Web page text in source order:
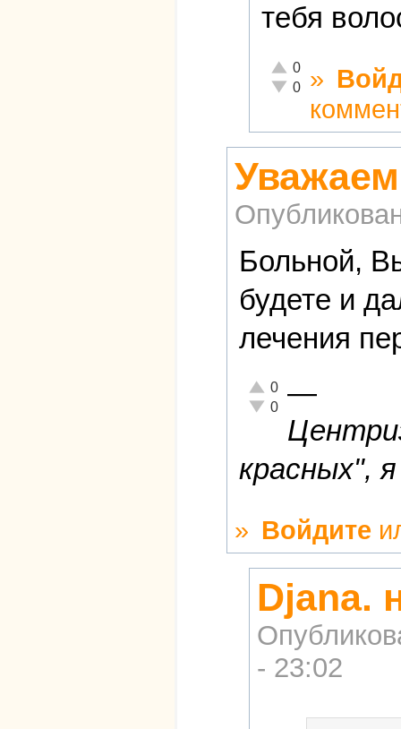
тебя
Отлично!
0
Неадекватно!
0 »
Больной,
будете и
лечения
Отлично!
0
Неадекватно!
0 —
красных",
» Войдите
Djana.
- 23:02